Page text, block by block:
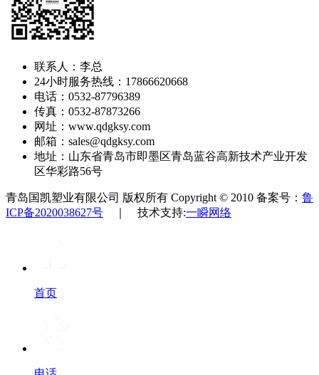
联系人：李总
24小时服务热线：17866620668
电话：0532-87796389
传真：0532-87873266
网址：www.qdgksy.com
邮箱：sales@qdgksy.com
地址：山东省青岛市即墨区青岛蓝谷高新技术产业开发
区华彩路56号
青岛国凯塑业有限公司 版权所有 Copyright © 2010 备案号： 鲁
ICP备2020038627号 ｜ 技术支持:一瞬网络
首页